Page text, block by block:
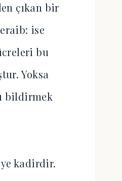
çıkan bir
ise
bu
Yoksa
bildirmek
kadirdir.